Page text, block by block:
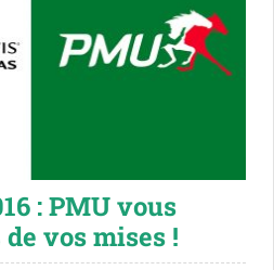
: PMU vous
vos mises !